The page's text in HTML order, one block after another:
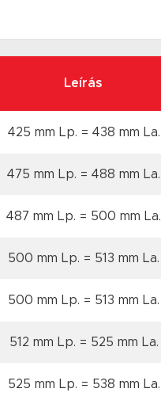
Leírás
425 mm Lp. = 438 mm La.
475 mm Lp. = 488 mm La.
487 mm Lp. = 500 mm La.
500 mm Lp. = 513 mm La.
500 mm Lp. = 513 mm La.
512 mm Lp. = 525 mm La.
525 mm Lp. = 538 mm La.